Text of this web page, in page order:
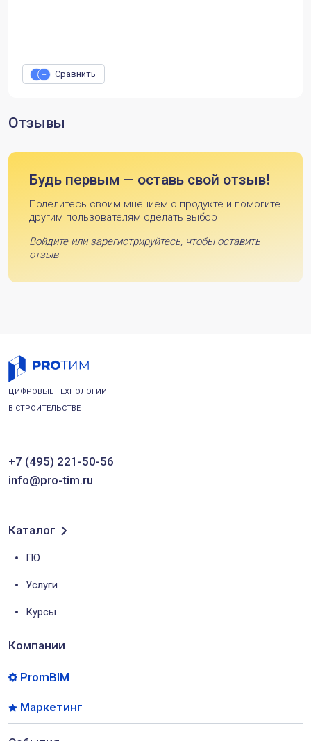
Сравнить
Отзывы
Будь первым — оставь свой отзыв!
Поделитесь своим мнением о продукте и помогите
другим пользователям сделать выбор
Войдитеили зарегистрируйтесь, чтобы оставить
отзыв
ЦИФРОВЫЕ ТЕХНОЛОГИИ
В СТРОИТЕЛЬСТВЕ
+7 (495) 221-50-56
info@pro-tim.ru
Каталог
ПО
Услуги
Курсы
Компании
PromBIM
Маркетинг